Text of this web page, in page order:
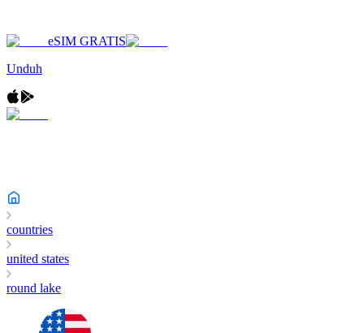
eSIM GRATIS
Unduh
countries
united states
round lake